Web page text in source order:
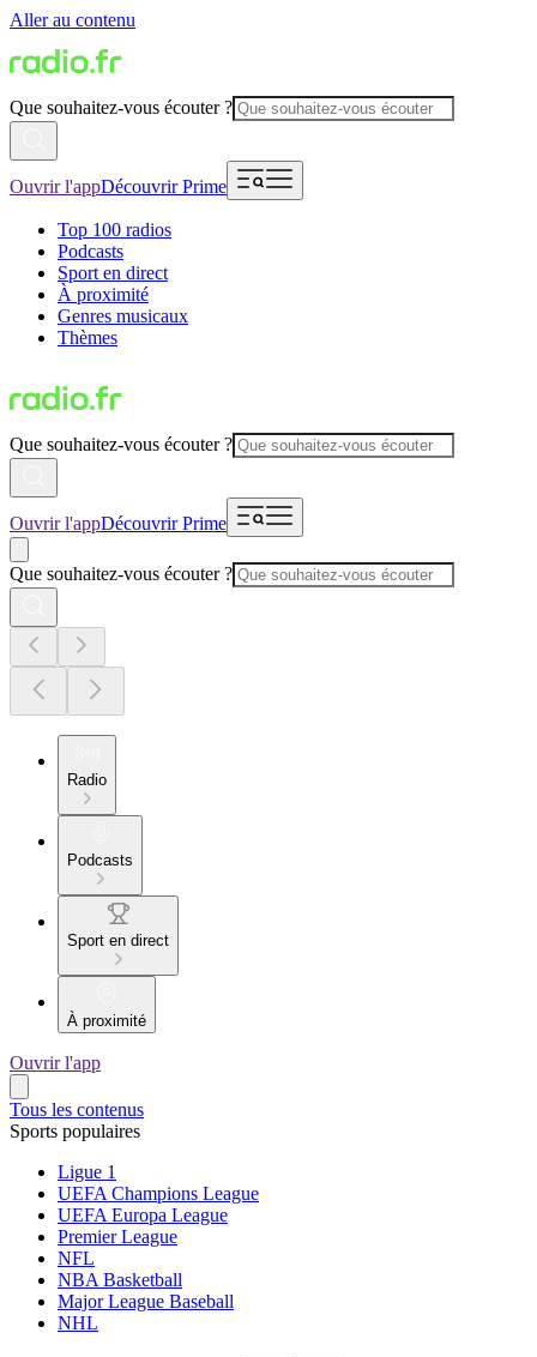
Aller au contenu
Que souhaitez-vous écouter ?
Ouvrir l'appDécouvrir Prime
Top 100 radios
Podcasts
Sport en direct
À proximité
Genres musicaux
Thèmes
Que souhaitez-vous écouter ?
Ouvrir l'appDécouvrir Prime
Que souhaitez-vous écouter ?
Radio
Podcasts
Sport en direct
À proximité
Ouvrir l'app
Tous les contenus
Sports populaires
Ligue 1
UEFA Champions League
UEFA Europa League
Premier League
NFL
NBA Basketball
Major League Baseball
NHL